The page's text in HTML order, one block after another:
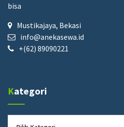
bisa
Mustikajaya, Bekasi
info@anekasewa.id
+(62) 89090221
Kategori